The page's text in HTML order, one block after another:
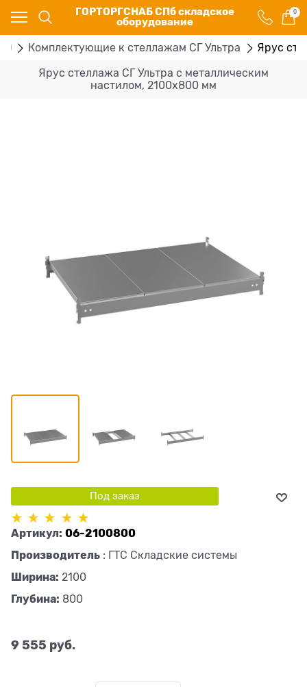
ГОРТОРГСНАБ СПб складское
оборудование
0
Комплектующие к стеллажам СГ Ультра Ярус
Ярус стеллажа СГ Ультра с металлическим
настилом, 2100x800 мм
Под заказ
Артикул: 06-2100800
Производитель : ГТС Складские системы
Ширина: 2100
Глубина: 800
9 555 руб.